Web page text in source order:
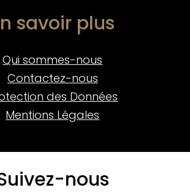
savoir plus
Qui sommes-nous
Contactez-nous
des Données
Mentions Légales
nous